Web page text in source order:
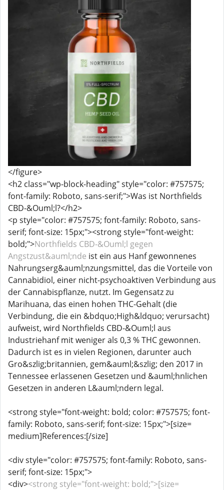
</figure>
<h2 class="wp-block-heading" style="color: #757575;
font-family: Roboto, sans-serif;">Was ist Northfields
CBD-&Ouml;l?</h2>
<p style="color: #757575; font-family: Roboto, sans-
serif; font-size: 15px;"><strong style="font-weight:
bold;">Northfields CBD-&Ouml;l gegen
Angstzust&auml;nde ist ein aus Hanf gewonnenes
Nahrungserg&auml;nzungsmittel, das die Vorteile von
Cannabidiol, einer nicht-psychoaktiven Verbindung aus
der Cannabispflanze, nutzt. Im Gegensatz zu
Marihuana, das einen hohen THC-Gehalt (die
Verbindung, die ein &bdquo;High&ldquo; verursacht)
aufweist, wird Northfields CBD-&Ouml;l aus
Industriehanf mit weniger als 0,3 % THC gewonnen.
Dadurch ist es in vielen Regionen, darunter auch
Gro&szlig;britannien, gem&auml;&szlig; den 2017 in
Tennessee erlassenen Gesetzen und &auml;hnlichen
Gesetzen in anderen L&auml;ndern legal.
<strong style="font-weight: bold; color: #757575; font-
family: Roboto, sans-serif; font-size: 15px;">[size=
medium]References:[/size]
<div style="color: #757575; font-family: Roboto, sans-
serif; font-size: 15px;">
<div><strong style="font-weight: bold;">[size=